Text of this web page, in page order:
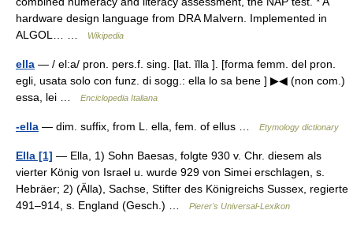
hardware design language from DRA Malvern. Implemented in
ALGOL… …
Wikipedia
ella — / el:a/ pron. pers.f. sing. [lat. ĭlla ]. [forma femm. del pron.
egli, usata solo con funz. di sogg.: ella lo sa bene ] ▶◀ (non com.)
essa, lei …
Enciclopedia Italiana
-ella — dim. suffix, from L. ella, fem. of ellus … Etymology dictionary
Ella [1] — Ella, 1) Sohn Baesas, folgte 930 v. Chr. diesem als
vierter König von Israel u. wurde 929 von Simei erschlagen, s.
Hebräer; 2) (Älla), Sachse, Stifter des Königreichs Sussex, regierte
491–914, s. England (Gesch.) …
Pierer's Universal-Lexikon